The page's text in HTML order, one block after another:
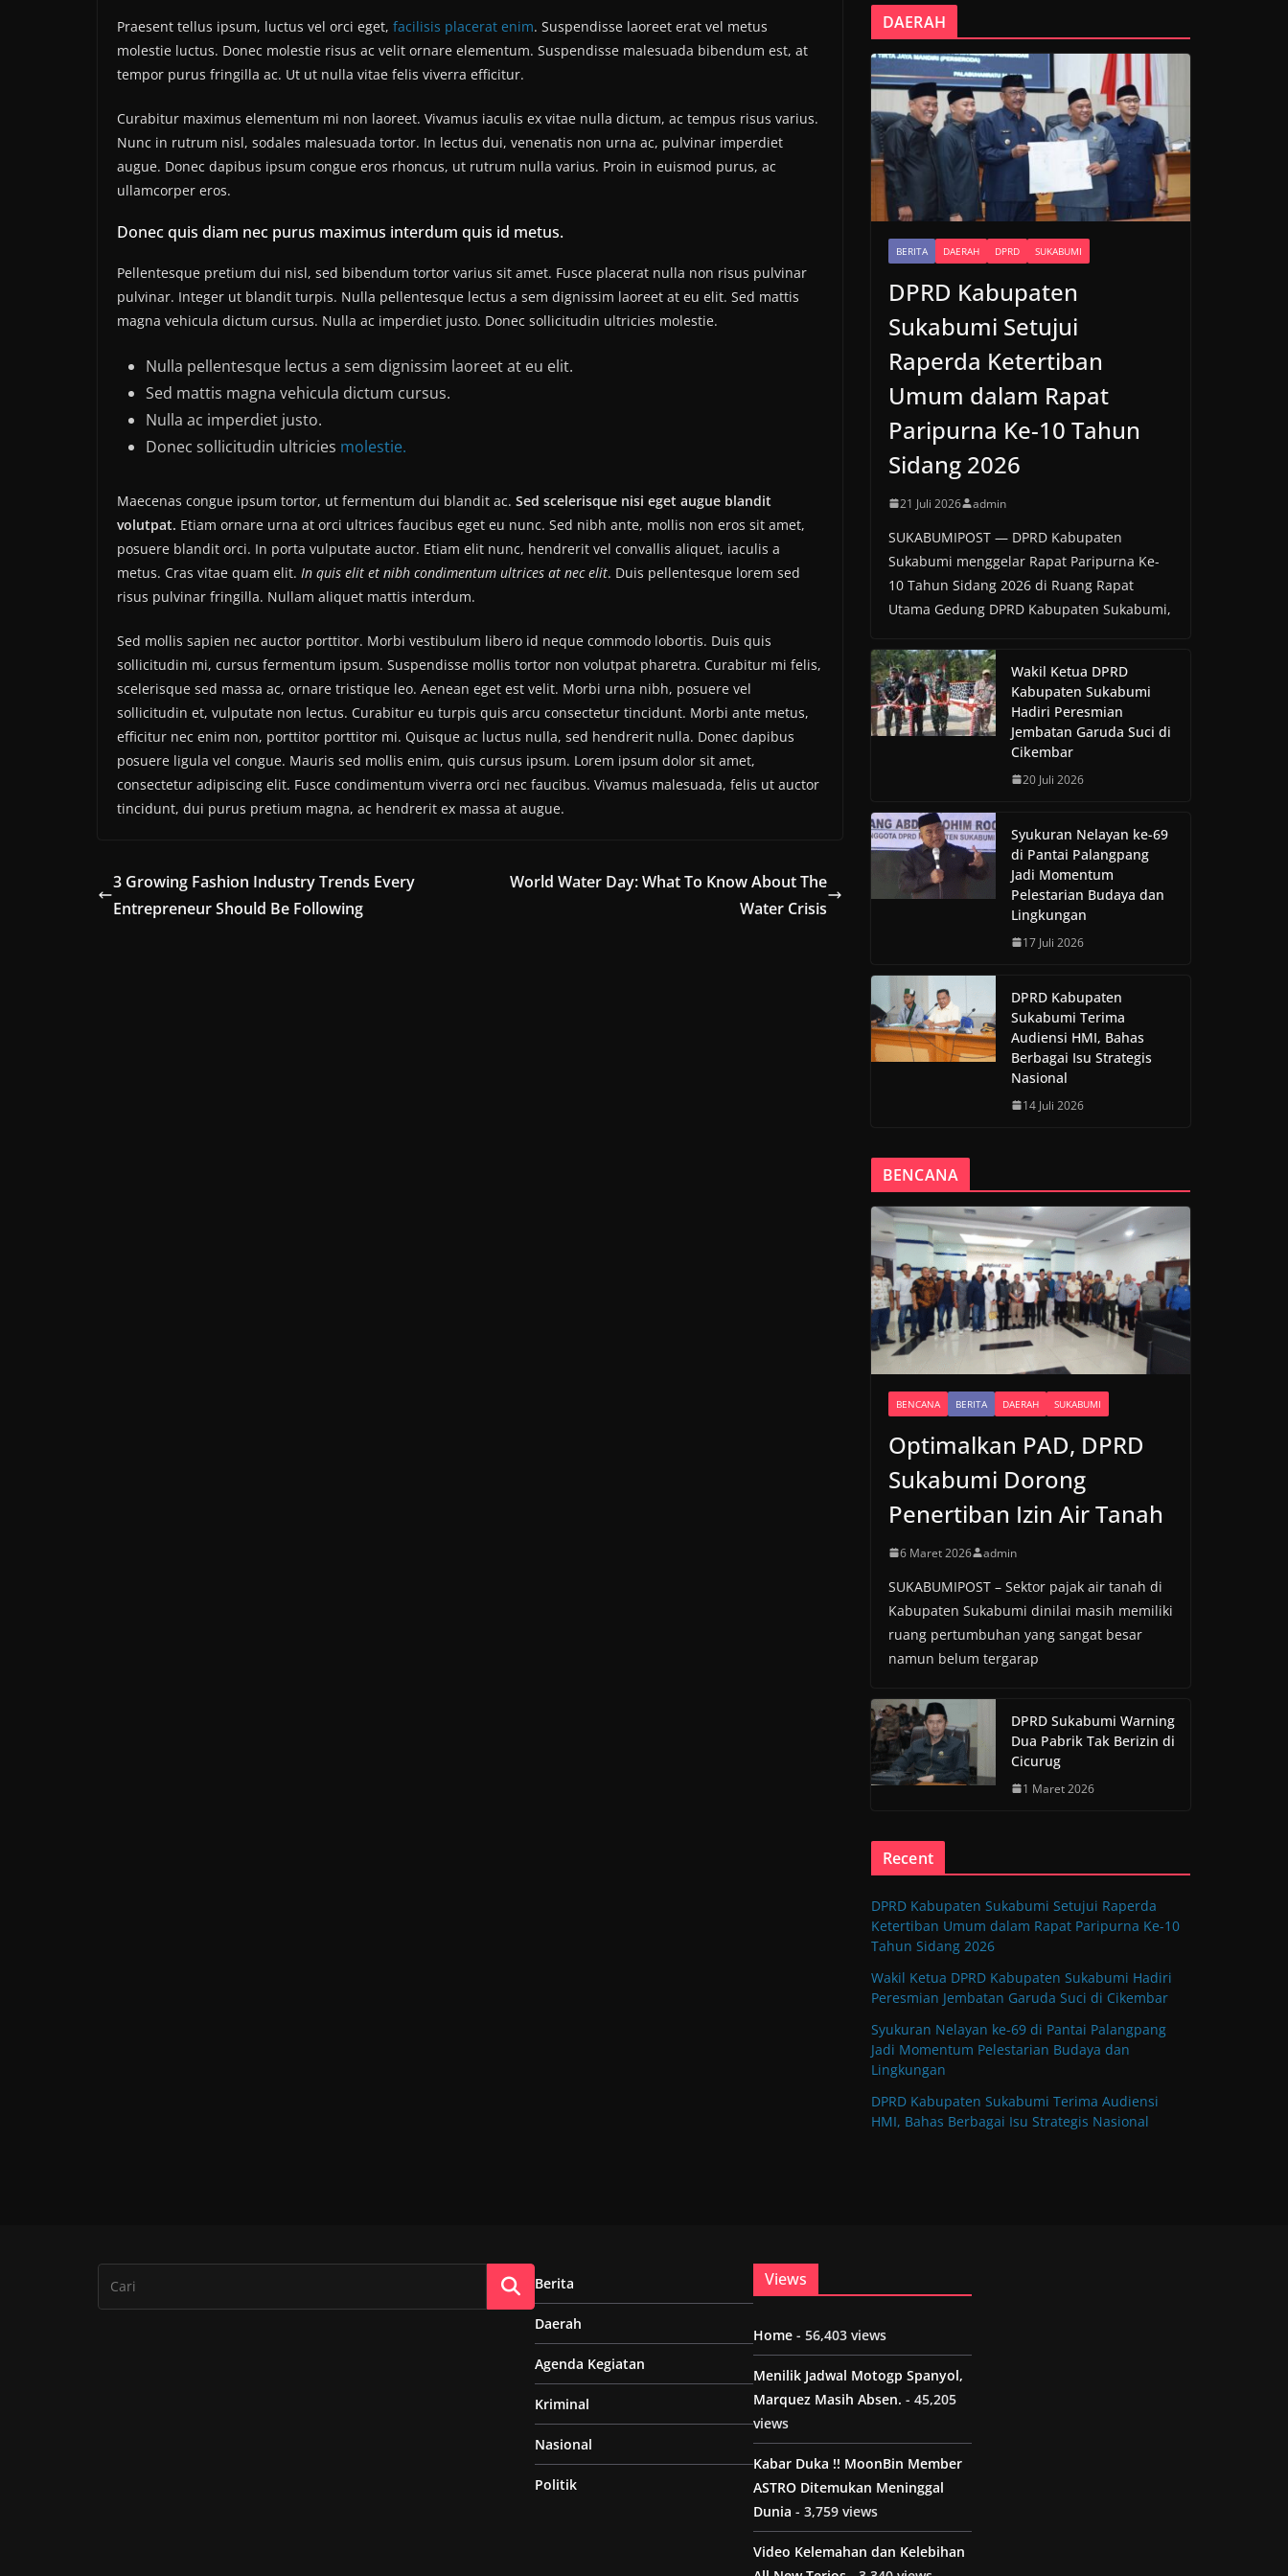
Praesent tellus ipsum, luctus vel orci eget, facilisis placerat enim. Suspendisse laoreet erat vel metus
molestie luctus. Donec molestie risus ac velit ornare elementum. Suspendisse malesuada bibendum est, at
tempor purus fringilla ac. Ut ut nulla vitae felis viverra efficitur.
Curabitur maximus elementum mi non laoreet. Vivamus iaculis ex vitae nulla dictum, ac tempus risus varius.
Nunc in rutrum nisl, sodales malesuada tortor. In lectus dui, venenatis non urna ac, pulvinar imperdiet
augue. Donec dapibus ipsum congue eros rhoncus, ut rutrum nulla varius. Proin in euismod purus, ac
ullamcorper eros.
Donec quis diam nec purus maximus interdum quis id metus.
Pellentesque pretium dui nisl, sed bibendum tortor varius sit amet. Fusce placerat nulla non risus pulvinar
pulvinar. Integer ut blandit turpis. Nulla pellentesque lectus a sem dignissim laoreet at eu elit. Sed mattis
magna vehicula dictum cursus. Nulla ac imperdiet justo. Donec sollicitudin ultricies molestie.
Nulla pellentesque lectus a sem dignissim laoreet at eu elit.
Sed mattis magna vehicula dictum cursus.
Nulla ac imperdiet justo.
Donec sollicitudin ultricies molestie.
Maecenas congue ipsum tortor, ut fermentum dui blandit ac. Sed scelerisque nisi eget augue blandit
volutpat. Etiam ornare urna at orci ultrices faucibus eget eu nunc. Sed nibh ante, mollis non eros sit amet,
posuere blandit orci. In porta vulputate auctor. Etiam elit nunc, hendrerit vel convallis aliquet, iaculis a
metus. Cras vitae quam elit. In quis elit et nibh condimentum ultrices at nec elit. Duis pellentesque lorem sed
risus pulvinar fringilla. Nullam aliquet mattis interdum.
Sed mollis sapien nec auctor porttitor. Morbi vestibulum libero id neque commodo lobortis. Duis quis
sollicitudin mi, cursus fermentum ipsum. Suspendisse mollis tortor non volutpat pharetra. Curabitur mi felis,
scelerisque sed massa ac, ornare tristique leo. Aenean eget est velit. Morbi urna nibh, posuere vel
sollicitudin et, vulputate non lectus. Curabitur eu turpis quis arcu consectetur tincidunt. Morbi ante metus,
efficitur nec enim non, porttitor porttitor mi. Quisque ac luctus nulla, sed hendrerit nulla. Donec dapibus
posuere ligula vel congue. Mauris sed mollis enim, quis cursus ipsum. Lorem ipsum dolor sit amet,
consectetur adipiscing elit. Fusce condimentum viverra orci nec faucibus. Vivamus malesuada, felis ut auctor
tincidunt, dui purus pretium magna, ac hendrerit ex massa at augue.
3 Growing Fashion Industry Trends Every
Entrepreneur Should Be Following
World Water Day: What To Know About The
Water Crisis
DAERAH
BERITA DAERAH DPRD SUKABUMI
DPRD Kabupaten
Sukabumi Setujui
Raperda Ketertiban
Umum dalam Rapat
Paripurna Ke-10 Tahun
Sidang 2026
21 Juli 2026 admin
SUKABUMIPOST — DPRD Kabupaten
Sukabumi menggelar Rapat Paripurna Ke-
10 Tahun Sidang 2026 di Ruang Rapat
Utama Gedung DPRD Kabupaten Sukabumi,
Wakil Ketua DPRD
Kabupaten Sukabumi
Hadiri Peresmian
Jembatan Garuda Suci di
Cikembar
20 Juli 2026
Syukuran Nelayan ke-69
di Pantai Palangpang
Jadi Momentum
Pelestarian Budaya dan
Lingkungan
17 Juli 2026
DPRD Kabupaten
Sukabumi Terima
Audiensi HMI, Bahas
Berbagai Isu Strategis
Nasional
14 Juli 2026
BENCANA
BENCANA BERITA DAERAH SUKABUMI
Optimalkan PAD, DPRD
Sukabumi Dorong
Penertiban Izin Air Tanah
6 Maret 2026 admin
SUKABUMIPOST – Sektor pajak air tanah di
Kabupaten Sukabumi dinilai masih memiliki
ruang pertumbuhan yang sangat besar
namun belum tergarap
DPRD Sukabumi Warning
Dua Pabrik Tak Berizin di
Cicurug
1 Maret 2026
Recent
DPRD Kabupaten Sukabumi Setujui Raperda
Ketertiban Umum dalam Rapat Paripurna Ke-10
Tahun Sidang 2026
Wakil Ketua DPRD Kabupaten Sukabumi Hadiri
Peresmian Jembatan Garuda Suci di Cikembar
Syukuran Nelayan ke-69 di Pantai Palangpang
Jadi Momentum Pelestarian Budaya dan
Lingkungan
DPRD Kabupaten Sukabumi Terima Audiensi
HMI, Bahas Berbagai Isu Strategis Nasional
Berita
Daerah
Agenda Kegiatan
Kriminal
Nasional
Politik
Views
Home - 56,403 views
Menilik Jadwal Motogp Spanyol,
Marquez Masih Absen. - 45,205
views
Kabar Duka !! MoonBin Member
ASTRO Ditemukan Meninggal
Dunia - 3,759 views
Video Kelemahan dan Kelebihan